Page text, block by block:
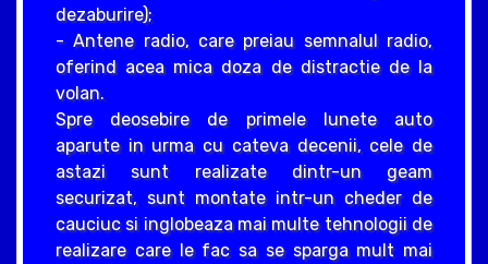
dezaburire);
- Antene radio, care preiau semnalul radio,
oferind acea mica doza de distractie de la
volan.
Spre deosebire de primele lunete auto
aparute in urma cu cateva decenii, cele de
astazi sunt realizate dintr-un geam
securizat, sunt montate intr-un cheder de
cauciuc si inglobeaza mai multe tehnologii de
realizare care le fac sa se sparga mult mai